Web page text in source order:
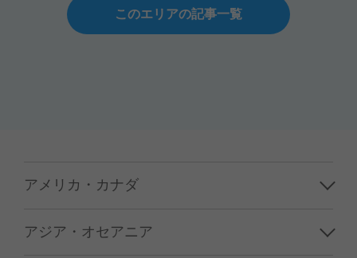
このエリアの記事一覧
アメリカ・カナダ
ハワイ
アジア・オセアニア